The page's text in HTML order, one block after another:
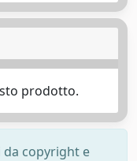
prodotto.
copyright e